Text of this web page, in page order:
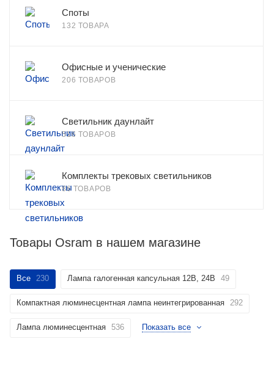
Споты
132 ТОВАРА
Офисные и ученические
206 ТОВАРОВ
Светильник даунлайт
516 ТОВАРОВ
Комплекты трековых светильников
86 ТОВАРОВ
Товары Osram в нашем магазине
Все 230 Лампа галогенная капсульная 12В, 24В 49
Компактная люминесцентная лампа неинтегрированная 292
Лампа люминесцентная 536 Показать все